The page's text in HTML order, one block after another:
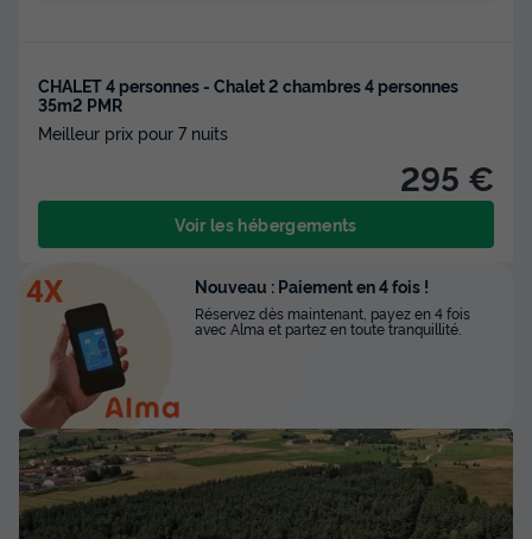
CHALET 4 personnes - Chalet 2 chambres 4 personnes
35m2 PMR
Meilleur prix pour 7 nuits
295 €
Voir les hébergements
Nouveau : Paiement en 4 fois !
Réservez dès maintenant, payez en 4 fois
avec Alma et partez en toute tranquillité.